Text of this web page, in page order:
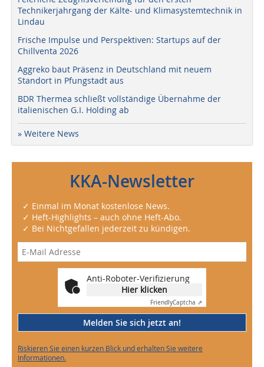
Technikerjahrgang der Kälte- und Klimasystemtechnik in
Lindau
Frische Impulse und Perspektiven: Startups auf der
Chillventa 2026
Aggreko baut Präsenz in Deutschland mit neuem
Standort in Pfungstadt aus
BDR Thermea schließt vollständige Übernahme der
italienischen G.I. Holding ab
» Weitere News
KKA-Newsletter
✓ Einmal im Monat kostenlose News.
✓ Heft-Highlights – auch ohne Heft-Abo.
✓ Bei Nichtgefallen jederzeit zu kündigen.
Anti-Roboter-Verifizierung
Hier klicken
FriendlyCaptcha ⇗
Melden Sie sich jetzt an!
Riskieren Sie einen kurzen Blick und erhalten Sie weitere
Informationen.